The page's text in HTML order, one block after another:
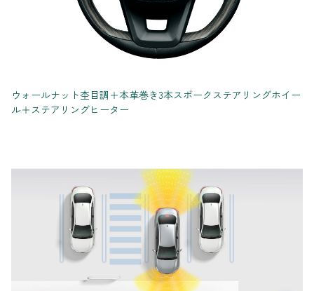
ウォールナット杢目調＋本革巻き3本スポークステアリングホイー
ル＋ステアリングヒーター